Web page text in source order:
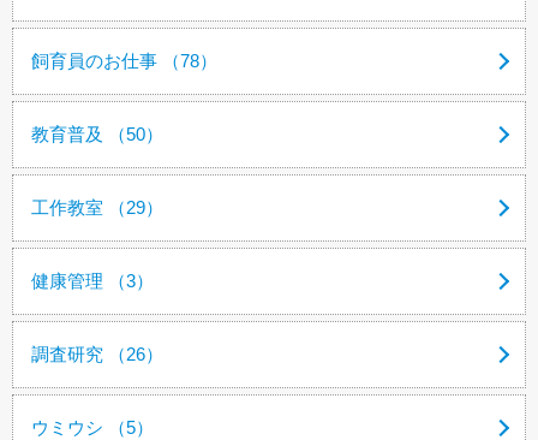
飼育員のお仕事 （78）
教育普及 （50）
工作教室 （29）
健康管理 （3）
調査研究 （26）
ウミウシ （5）